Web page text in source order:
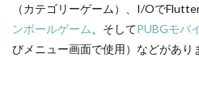
（カテゴリーゲーム）、I/Oで
ンボールゲーム
、そしてPUBGモバ
びメニュー画面で使用）などがあり